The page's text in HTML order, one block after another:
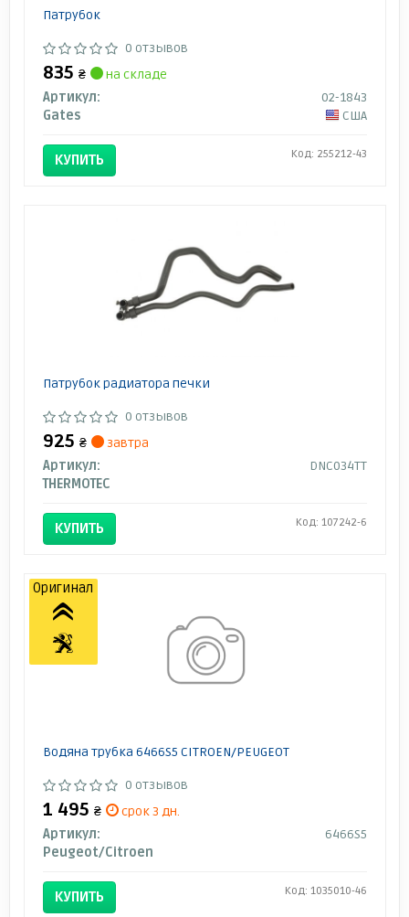
Патрубок
0 отзывов
835 ₴
на складе
Артикул:
02-1843
Gates
США
КУПИТЬ Код: 255212-43
Патрубок радиатора печки
0 отзывов
925 ₴
завтра
Артикул:
DNC034TT
THERMOTEC
КУПИТЬ Код: 107242-6
Водяна трубка 6466S5 CITROEN/PEUGEOT
0 отзывов
1 495 ₴
срок 3 дн.
Артикул:
6466S5
Peugeot/Citroen
КУПИТЬ Код: 1035010-46
Оригинал